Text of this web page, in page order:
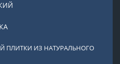
ПЛИТКИ ИЗ НАТУРАЛЬНОГО